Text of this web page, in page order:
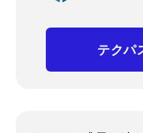
テクパ